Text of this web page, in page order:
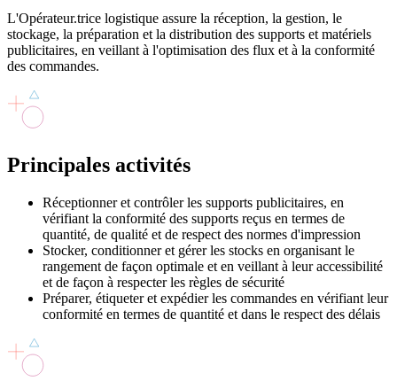
L'Opérateur.trice logistique assure la réception, la gestion, le
stockage, la préparation et la distribution des supports et matériels
publicitaires, en veillant à l'optimisation des flux et à la conformité
des commandes.
Principales activités
Réceptionner et contrôler les supports publicitaires, en
vérifiant la conformité des supports reçus en termes de
quantité, de qualité et de respect des normes d'impression
Stocker, conditionner et gérer les stocks en organisant le
rangement de façon optimale et en veillant à leur accessibilité
et de façon à respecter les règles de sécurité
Préparer, étiqueter et expédier les commandes en vérifiant leur
conformité en termes de quantité et dans le respect des délais